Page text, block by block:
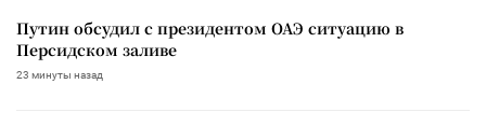
Путин обсудил с президентом ОАЭ ситуацию в
Персидском заливе
23 минуты назад